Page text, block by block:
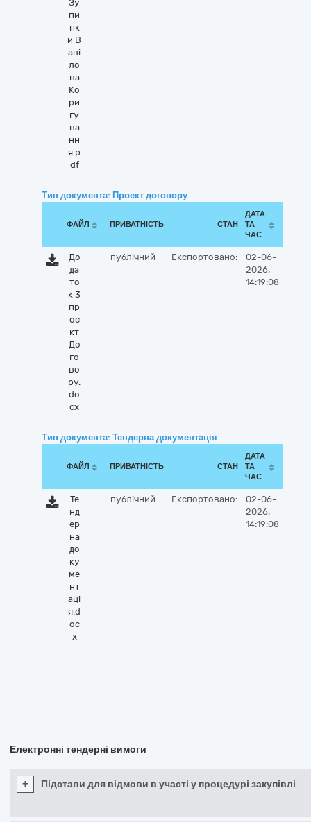
Зу
пи
нк
и В
аві
ло
ва
Ко
ри
гу
ва
нн
я.p
df
Тип документа: Проект договору
ФАЙЛ ПРИВАТНІСТЬ СТАН
ДАТА
ТА
ЧАС
До
да
то
к 3
пр
оє
кт
До
го
во
ру.
do
cx
публічний Експортовано:
02-06-
2026,
14:19:08
Тип документа: Тендерна документація
ФАЙЛ ПРИВАТНІСТЬ СТАН
ДАТА
ТА
ЧАС
Те
нд
ер
на
до
ку
ме
нт
аці
я.d
oc
x
публічний Експортовано:
02-06-
2026,
14:19:08
Електронні тендерні вимоги
+ Підстави для відмови в участі у процедурі закупівлі